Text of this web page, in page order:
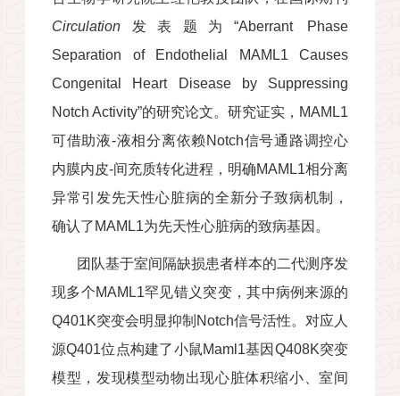
Circulation 发表题为“Aberrant Phase
Separation of Endothelial MAML1 Causes
Congenital Heart Disease by Suppressing
Notch Activity”的研究论文。研究证实， MAML1
可借助液-液相分离依赖 Notch信号通路调控心
内膜内皮-间充质转化进程，明确MAML1相分离
异常引发先天性心脏病的全新分子致病机制，
确认了 MAML1为先天性心脏病的致病基因。
团队基于室间隔缺损患者样本的二代测序发
现多个MAML1罕见错义突变，其中病例来源的
Q401K突变会明显抑制 Notch信号活性。对应人
源Q401位点构建了小鼠Maml1基因 Q408K突变
模型，发现模型动物出现心脏体积缩小、室间